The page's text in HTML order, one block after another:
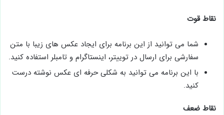
نقاط قوت
شما می توانید از این برنامه برای ایجاد عکس های زیبا با متن
سفارشی برای ارسال در توییتر، اینستاگرام و تامبلر استفاده کنید.
با این برنامه می توانید به شکلی حرفه ای عکس نوشته درست
کنید.
نقاط ضعف